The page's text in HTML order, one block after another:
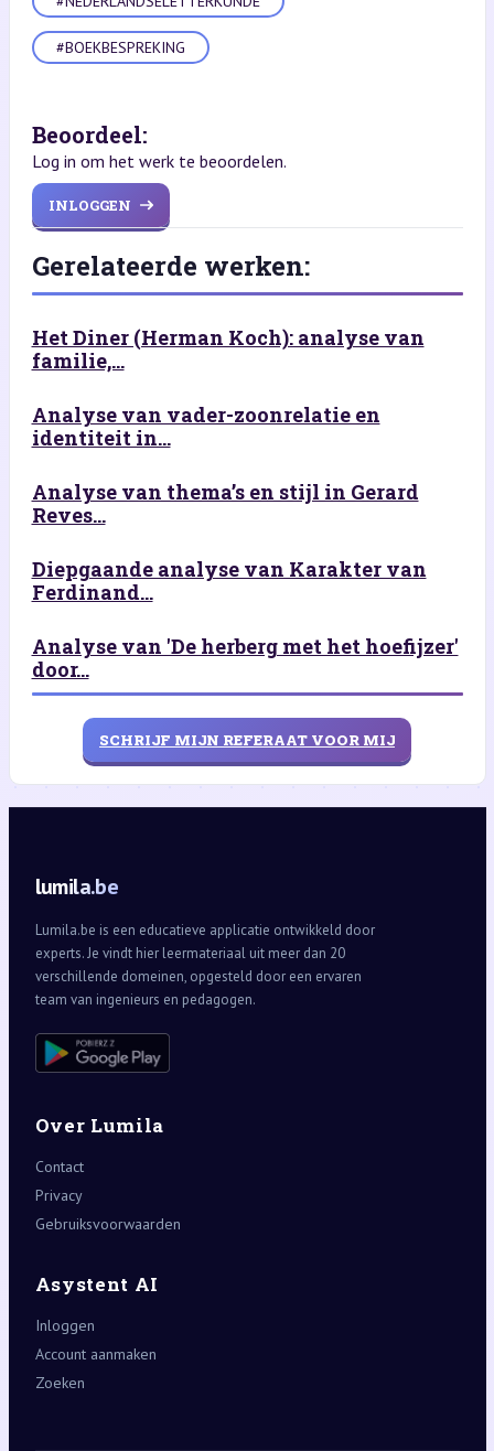
#BOEKBESPREKING
Beoordeel:
Log in om het werk te beoordelen.
INLOGGEN
Gerelateerde werken:
Het Diner (Herman Koch): analyse van
familie,...
Analyse van vader-zoonrelatie en
identiteit in...
Analyse van thema’s en stijl in Gerard
Reves...
Diepgaande analyse van Karakter van
Ferdinand...
Analyse van 'De herberg met het hoefijzer'
door...
SCHRIJF MIJN REFERAAT VOOR MIJ
lumila.be
Lumila.be is een educatieve applicatie ontwikkeld door
experts. Je vindt hier leermateriaal uit meer dan 20
verschillende domeinen, opgesteld door een ervaren
team van ingenieurs en pedagogen.
Over Lumila
Contact
Privacy
Gebruiksvoorwaarden
Asystent AI
Inloggen
Account aanmaken
Zoeken